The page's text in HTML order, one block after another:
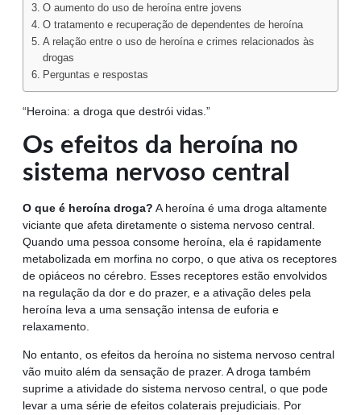
O aumento do uso de heroína entre jovens
O tratamento e recuperação de dependentes de heroína
A relação entre o uso de heroína e crimes relacionados às
drogas
Perguntas e respostas
“Heroina: a droga que destrói vidas.”
Os efeitos da heroína no
sistema nervoso central
O que é heroína droga? A heroína é uma droga altamente
viciante que afeta diretamente o sistema nervoso central.
Quando uma pessoa consome heroína, ela é rapidamente
metabolizada em morfina no corpo, o que ativa os receptores
de opiáceos no cérebro. Esses receptores estão envolvidos
na regulação da dor e do prazer, e a ativação deles pela
heroína leva a uma sensação intensa de euforia e
relaxamento.
No entanto, os efeitos da heroína no sistema nervoso central
vão muito além da sensação de prazer. A droga também
suprime a atividade do sistema nervoso central, o que pode
levar a uma série de efeitos colaterais prejudiciais. Por